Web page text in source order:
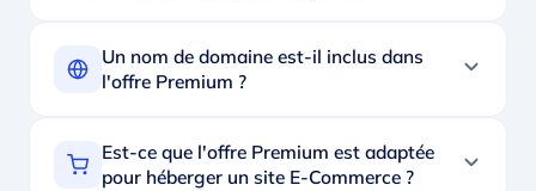
Un nom de domaine est-il inclus dans
l'offre Premium ?
Est-ce que l'offre Premium est adaptée
pour héberger un site E-Commerce ?